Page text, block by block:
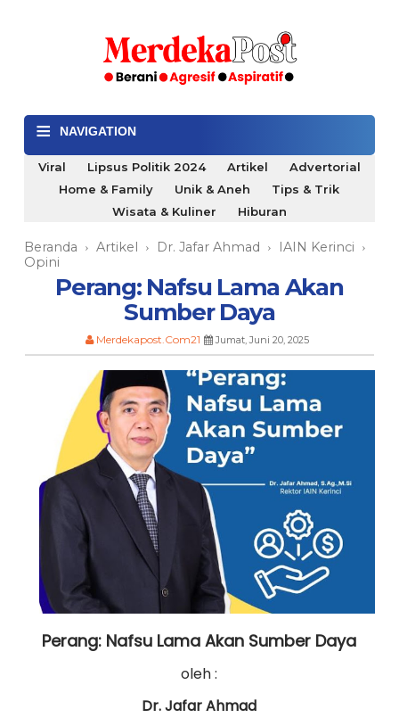
≡ NAVIGATION
Viral Lipsus Politik 2024 Artikel
Advertorial
Home & Family
Unik & Aneh
Tips & Trik
Wisata & Kuliner
Hiburan
Beranda › Artikel › Dr. Jafar Ahmad › IAIN Kerinci ›
Opini
Perang: Nafsu Lama Akan
Sumber Daya
Merdekapost.Com21 Jumat, Juni 20, 2025
Perang: Nafsu Lama Akan Sumber Daya
oleh :
Dr. Jafar Ahmad